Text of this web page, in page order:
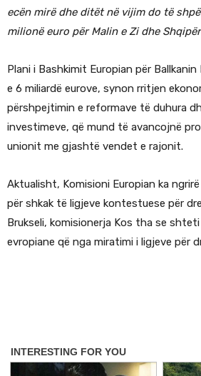
ecën mirë dhe ditët në vijim do të
milionë euro për Malin e Zi dhe
Plani i Bashkimit Europian për
e 6 miliardë eurove, synon rritjen
përshpejtimin e reformave të duhura
investimeve, që mund të avancojnë
unionit me gjashtë vendet e rajonit.
Aktualisht, Komisioni Europian ka
për shkak të ligjeve kontestuese për
Brukseli, komisionerja Kos tha se
evropiane që nga miratimi i ligjeve për